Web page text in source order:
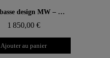
Aperçu rapide Table basse design MW – Plateau en Verre, cylindre TPU avec fourreau
1 850,00 €
Ajouter au panier